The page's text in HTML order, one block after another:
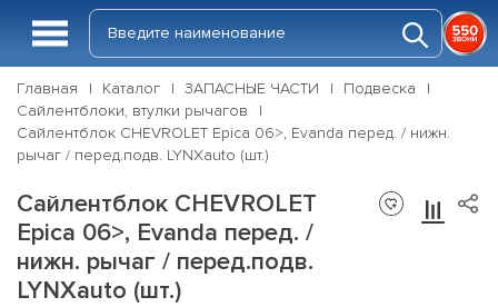
Главная Каталог ЗАПАСНЫЕ ЧАСТИ
Подвеска
Сайлентблоки, втулки рычагов
Сайлентблок CHEVROLET Epica 06>, Evanda перед. / нижн.
рычаг / перед.подв. LYNXauto (шт.)
Сайлентблок CHEVROLET
Epica 06>, Evanda перед. /
нижн. рычаг / перед.подв.
LYNXauto (шт.)